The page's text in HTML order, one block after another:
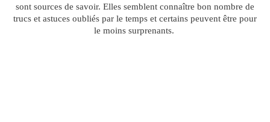
sont sources de savoir. Elles semblent connaître bon nombre de
trucs et astuces oubliés par le temps et certains peuvent être pour
le moins surprenants.